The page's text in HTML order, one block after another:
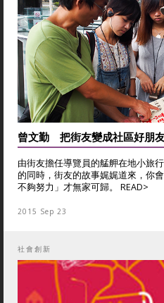
曾文勤 把街友變成社區好朋
由街友擔任導覽員的艋舺在地小旅
的同時，街友的故事娓娓道來，你
不夠努力」才無家可歸。 READ>
2015 Sep 23
社會創新